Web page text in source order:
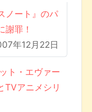
ノート』のパ
謝罪！
年12月22日
ト・エヴァー
TVアニメシリ